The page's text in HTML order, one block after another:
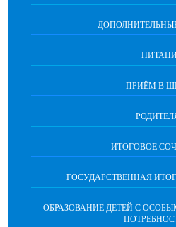
ПРИЁМ В
ИТОГОВОЕ
ГОСУДАРСТВЕННАЯ
ОБРАЗОВАНИЕ ДЕТЕЙ С